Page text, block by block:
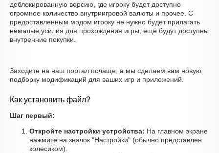
деблокированную версию, где игроку будет доступно
огромное количество внутриигровой валюты и прочее. С
предоставленным модом игроку не нужно будет прилагать
немалые усилия для прохождения игры, ещё будут доступны
внутренние покупки.
Заходите на наш портал почаще, а мы сделаем вам новую
подборку модификаций для ваших игр и приложений.
Как установить файл?
Шаг первый:
Откройте настройки устройства: На главном экране
нажмите на значок "Настройки" (обычно представлен
колесиком).